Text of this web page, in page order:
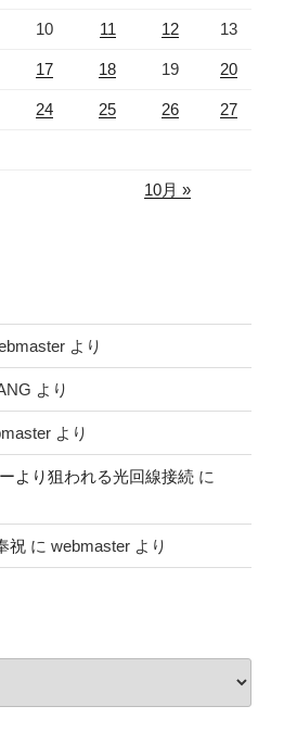
10 11 12 13
17 18 19 20
24 25 26 27
10月 »
より
より
より
より狙われる光回線接続 に
祝 に webmaster より